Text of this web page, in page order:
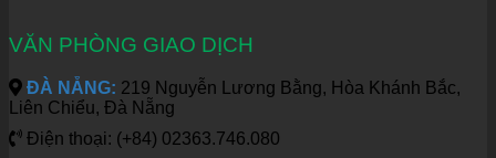
VĂN PHÒNG GIAO DỊCH
ĐÀ NẴNG: 219 Nguyễn Lương Bằng, Hòa Khánh Bắc,
Liên Chiểu, Đà Nẵng
Điện thoại: (+84) 02363.746.080